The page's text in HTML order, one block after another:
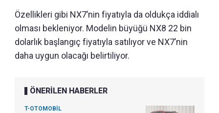
Özellikleri gibi NX7’nin fiyatıyla da oldukça iddialı
olması bekleniyor. Modelin büyüğü NX8 22 bin
dolarlık başlangıç fiyatıyla satılıyor ve NX7’nin
daha uygun olacağı belirtiliyor.
ÖNERİLEN HABERLER
T-OTOMOBİL